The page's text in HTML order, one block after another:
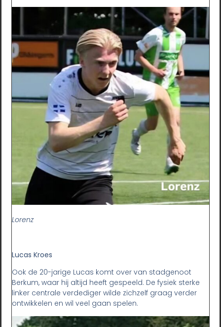
Lorenz
Lucas Kroes
Ook de 20-jarige Lucas komt over van stadgenoot
Berkum, waar hij altijd heeft gespeeld. De fysiek sterke
linker centrale verdediger wilde zichzelf graag verder
ontwikkelen en wil veel gaan spelen.